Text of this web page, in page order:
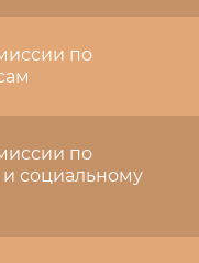
по
по
и социальному